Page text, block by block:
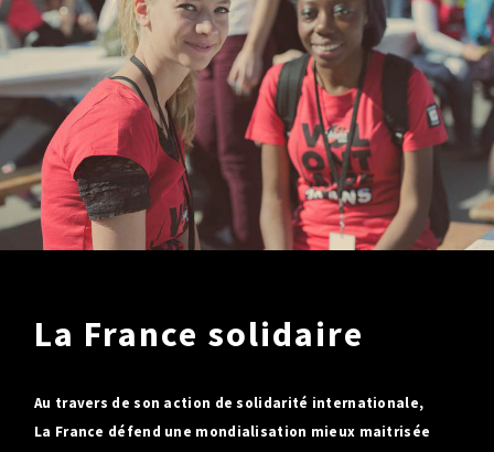
La France solidaire
Au travers de son action de solidarité internationale,
La France défend une mondialisation mieux maitrisée